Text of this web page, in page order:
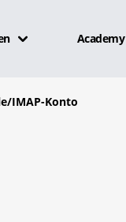
Academy
IMAP-Konto